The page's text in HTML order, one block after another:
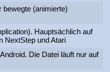
bewegte (animierte)
Hauptsächlich auf
NextStep und Atari
Die Datei läuft nur auf